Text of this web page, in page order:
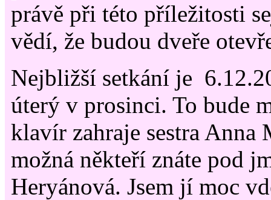
právě při této příležitosti
vědí, že budou dveře
Nejbližší setkání je
úterý v prosinci. To bude
klavír zahraje sestra Anna
možná někteří znáte pod
Heryánová. Jsem jí moc